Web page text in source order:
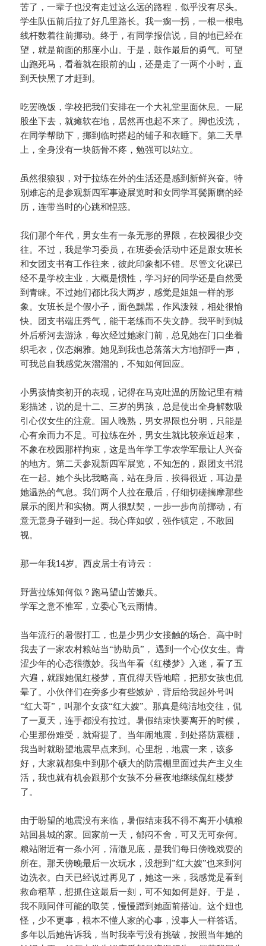
苦了，一辈子也没有走过这么远的路程，似乎没有尽头。
学生队伍前后拉了好几里路长。我一瘸一拐，一根一根电
线杆数着往前挪动。终于，有同学报信说，目的地已经在
望，就是前面的那座小山。于是，鼓作最后的勇气。可望
山跑死马，看着就在眼前的山，还是走了一两个小时，直
到天快黑了才赶到。
吃罢晚饭，学校把我们安排在一个大礼堂里面休息。一屁
股坐下去，就瘫软在地，居然再也起不来了。脚也没洗，
在同学帮助下，挪到临时搭起的铺子和衣睡下。第二天早
上，全身没有一块筋骨不疼，勉强可以站立。
虽然很狼狈，对于拉练在外的生活还是感到新鲜兴奋。特
别难忘的是参观新四军事迹展览时和女同学耳鬓厮磨的经
历，连带当时的心跳和惶惑。
我们那个年代，男女生有一条无形的界限，在校园很少交
往。不过，我是学习委员，在班委会活动中还是跟女班长
和女团支书有工作往来，彼此印象都不错。尽管文化课已
经不是学校主业，大概是惯性，学习好的同学还是自然受
到青睐。不过她们都比我大两岁，感觉是姐姐一样的形
象。女班长是个假小子，面色黝黑，作风泼辣，相处很愉
快。团支书端庄秀气，能干老练而不失文静。我平时到城
外后桥河去游泳，每次经过她家门前，总见她在门口坐着
织毛衣，仪态娴雅。她见到我也总落落大方地招呼一声，
可我总自我感觉灰溜溜的，不知如何回应。
小男孩情窦初开的表现，记得在马克吐温的历险记里有精
彩描述，说的是十二、三岁的男孩，总是使出全身解数吸
引心仪女生的注意。国人晚熟，男女界限也分明，只能是
心有余而力不足。可拉练在外，男女生就比较亲近起来，
不象在校园那样拘束，这是当年学工学农学军最让人兴奋
的地方。第二天参观新四军展览，不知怎的，跟团支书混
在一起。她个头比我略高，站在身后，挨得很近，耳边是
她温热的气息。我们两个人拉在最后，仔细切磋揣摩那些
展示的图片和实物。两人很默契，一步一步向前挪动，有
意无意身子碰到一起。我心痒如蚁，强作镇定，不敢回
视。
那一年我14岁。西皮居士有诗云：
野营拉练知何似？跑马望山苦嫩兵。
学军之意不惟军，立委心飞云雨情。
当年流行的暑假打工，也是少男少女接触的场合。高中时
我去了一家农村粮站当“协助员”， 遇到一个心仪女生。青
涩少年的心态很微妙。我当年看《红楼梦》入迷，看了五
六遍，就跟她侃红楼梦，直侃得天昏地暗，把那女孩也侃
晕了。小伙伴们在旁多少有些嫉妒，背后给我起外号叫
“红大哥”，叫那个女孩“红大嫂”。那真是纯洁地交往，侃
了一夏天，连手都没有拉过。暑假结束快要离开的时候，
心里那份难受，就甭提了。当年闹地震，到处搭防震棚，
我当时就盼望地震早点来到。心里想，地震一来，该多
好，大家就都集中到那个硕大的防震棚里面过共产主义生
活，我也就有机会跟那个女孩不分昼夜地继续侃红楼梦
了。
由于盼望的地震没有来临，暑假结束我不得不离开小镇粮
站回县城的家。回家前一天，郁闷不舍，可又无可奈何。
粮站附近有一条小河，清澈见底，是我们每日傍晚戏耍的
所在。那天傍晚最后一次玩水，没想到”红大嫂”也来到河
边洗衣。白天已经说过再见了，她这一来，我感觉是看到
救命稻草，想抓住这最后一刻，可不知如何是好。于是，
我不顾同伴可能的取笑，慢慢蹭到她面前搭讪。这个妞也
怪，少不更事，根本不懂人家的心事，没事人一样答话。
多年以后她告诉我，当时我幸亏没有挑破，按照当年她的